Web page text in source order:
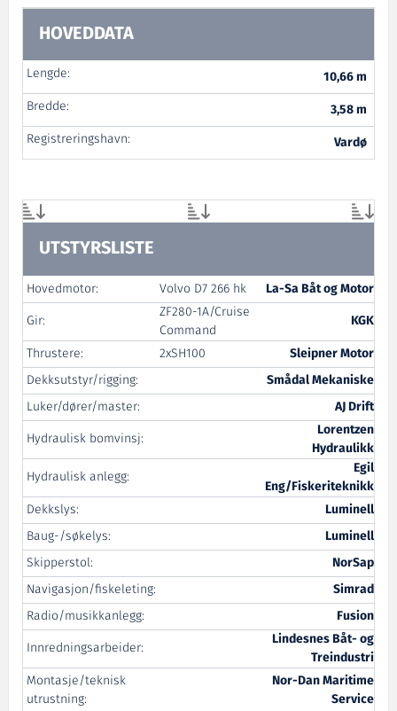
HOVEDDATA
Lengde:
10,66 m
Bredde:
3,58 m
Registreringshavn:
Vardø
UTSTYRSLISTE
Hovedmotor: Volvo D7 266 hk
La-Sa Båt og Motor
Gir:
ZF280-1A/Cruise
Command
KGK
Thrustere:
2xSH100
Sleipner Motor
Dekksutstyr/rigging:
Smådal Mekaniske
Luker/dører/master:
AJ Drift
Hydraulisk bomvinsj:
Lorentzen
Hydraulikk
Hydraulisk anlegg:
Egil
Eng/Fiskeriteknikk
Dekkslys:
Luminell
Baug-/søkelys:
Luminell
Skipperstol:
NorSap
Navigasjon/fiskeleting:
Simrad
Radio/musikkanlegg:
Fusion
Innredningsarbeider:
Lindesnes Båt- og
Treindustri
Montasje/teknisk
utrustning:
Nor-Dan Maritime
Service